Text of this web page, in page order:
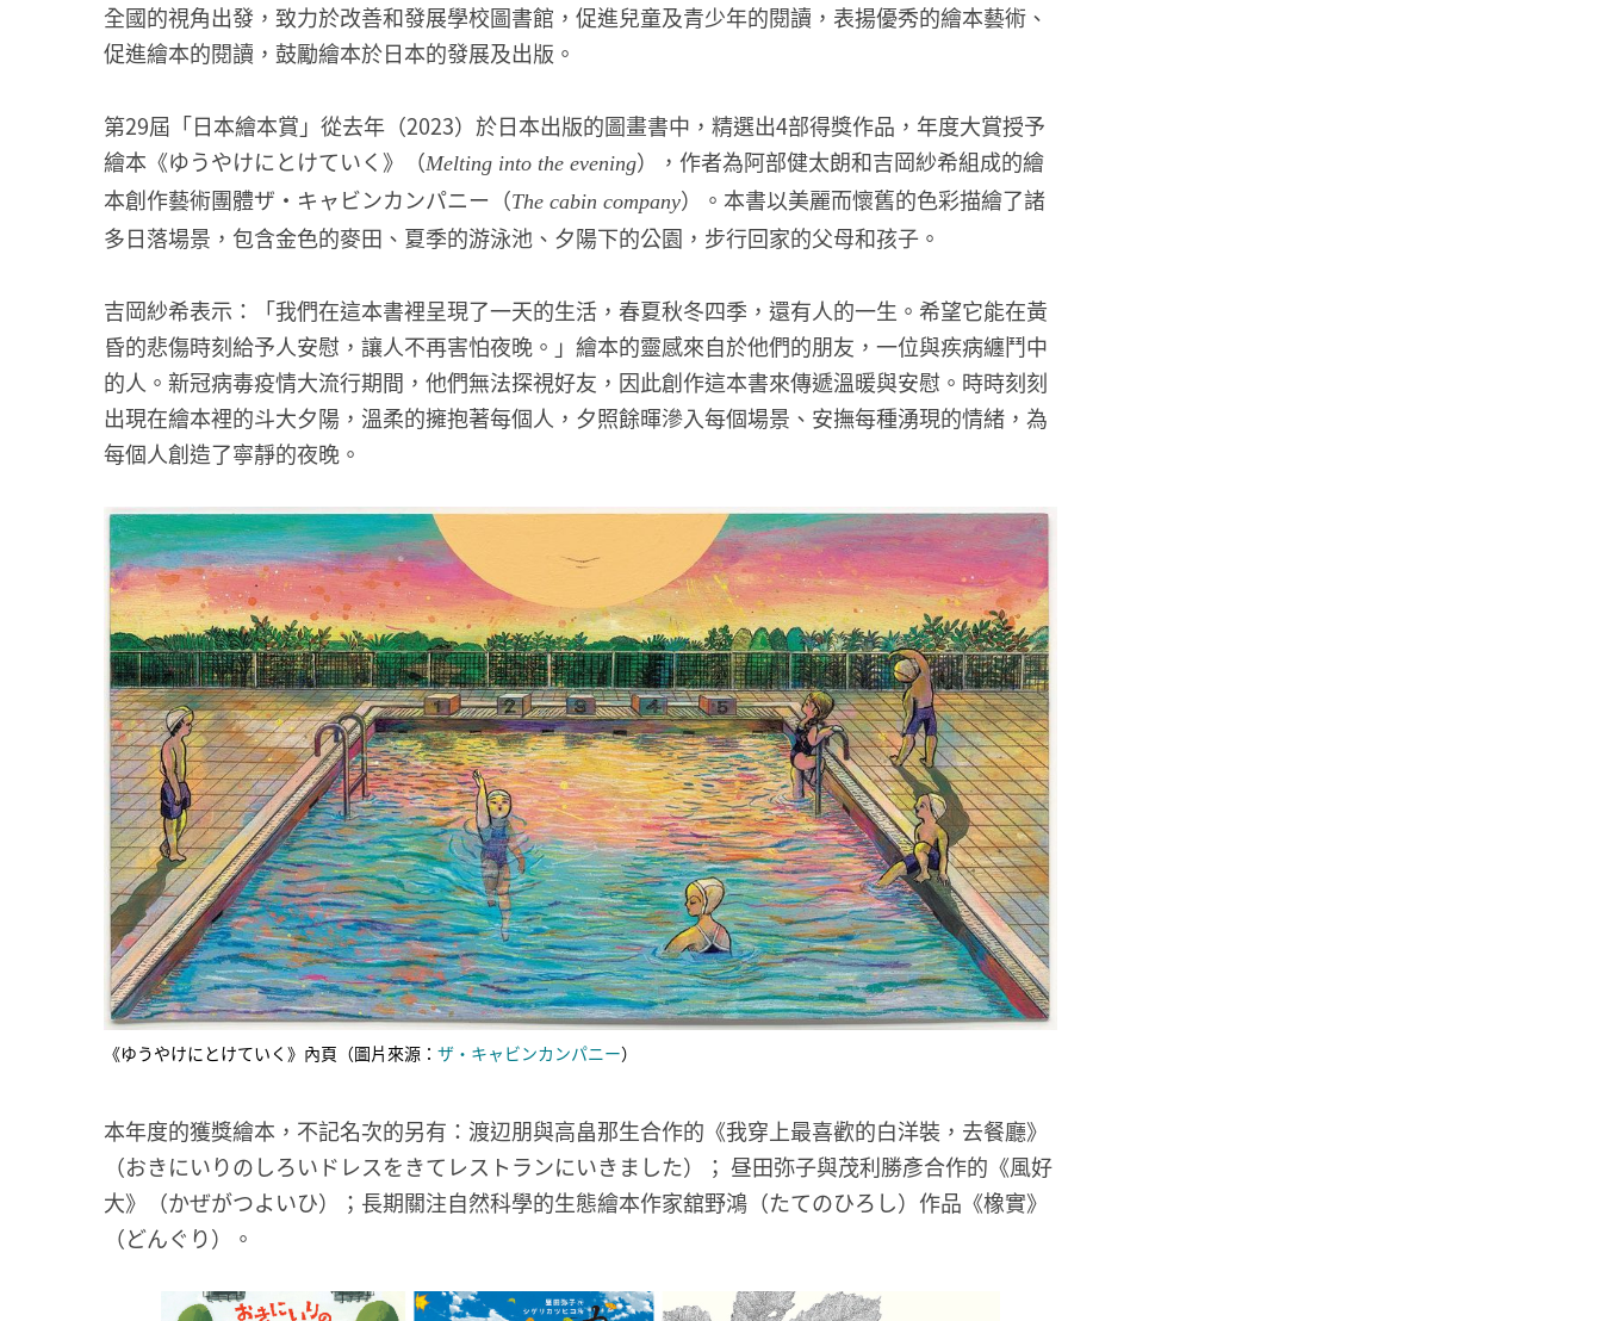
全國的視角出發，致力於改善和發展學校圖書館，促進兒童及青少年的閱讀，表揚優秀的繪本藝術、
促進繪本的閱讀，鼓勵繪本於日本的發展及出版。
第29屆「日本繪本賞」從去年（2023）於日本出版的圖畫書中，精選出4部得獎作品，年度大賞授予
繪本《ゆうやけにとけていく》（Melting into the evening），作者為阿部健太朗和吉岡紗希組成的繪
本創作藝術團體ザ・キャビンカンパニー（The cabin company）。本書以美麗而懷舊的色彩描繪了諸
多日落場景，包含金色的麥田、夏季的游泳池、夕陽下的公園，步行回家的父母和孩子。
吉岡紗希表示：「我們在這本書裡呈現了一天的生活，春夏秋冬四季，還有人的一生。希望它能在黃
昏的悲傷時刻給予人安慰，讓人不再害怕夜晚。」繪本的靈感來自於他們的朋友，一位與疾病纏鬥中
的人。新冠病毒疫情大流行期間，他們無法探視好友，因此創作這本書來傳遞溫暖與安慰。時時刻刻
出現在繪本裡的斗大夕陽，溫柔的擁抱著每個人，夕照餘暉滲入每個場景、安撫每種湧現的情緒，為
每個人創造了寧靜的夜晚。
《ゆうやけにとけていく》內頁（圖片來源： ザ・キャビンカンパニー）
本年度的獲獎繪本，不記名次的另有：渡辺朋與高畠那生合作的《我穿上最喜歡的白洋裝，去餐廳》
（おきにいりのしろいドレスをきてレストランにいきました）； 昼田弥子與茂利勝彥合作的《風好
大》（かぜがつよいひ）；長期關注自然科學的生態繪本作家舘野鴻（たてのひろし）作品《橡實》
（どんぐり）。